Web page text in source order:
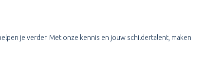
je verder. Met onze kennis en jouw schildertalent, maken